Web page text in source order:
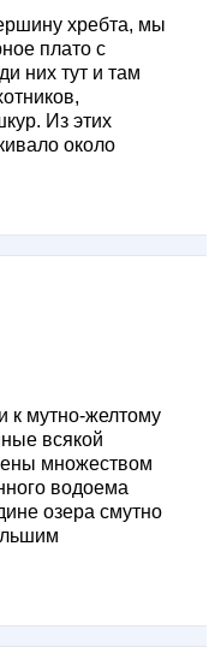
хребта, мы
плато с
них тут и там
Из этих
около
к мутно-желтому
всякой
множеством
водоема
озера смутно